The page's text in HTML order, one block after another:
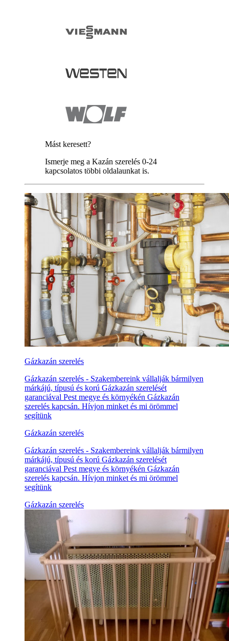
Mást keresett?
Ismerje meg a Kazán szerelés 0-24
kapcsolatos többi oldalaunkat is.
Gázkazán szerelés
Gázkazán szerelés - Szakembereink vállalják bármilyen
márkájú, típusú és korú Gázkazán szerelését
garanciával Pest megye és környékén Gázkazán
szerelés kapcsán. Hívjon minket és mi örömmel
segítünk
Gázkazán szerelés
Gázkazán szerelés - Szakembereink vállalják bármilyen
márkájú, típusú és korú Gázkazán szerelését
garanciával Pest megye és környékén Gázkazán
szerelés kapcsán. Hívjon minket és mi örömmel
segítünk
Gázkazán szerelés